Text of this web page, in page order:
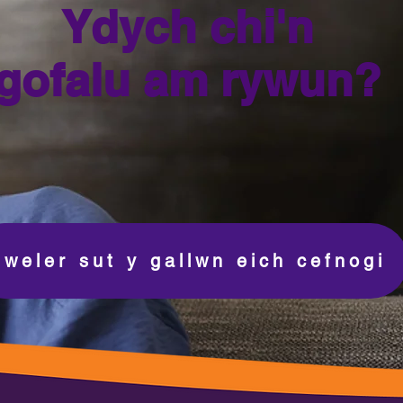
Ydych chi'n
am rywun?
sut y gallwn eich cefnogi